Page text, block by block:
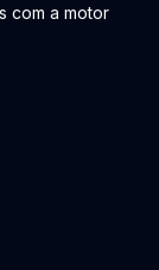
com a motor